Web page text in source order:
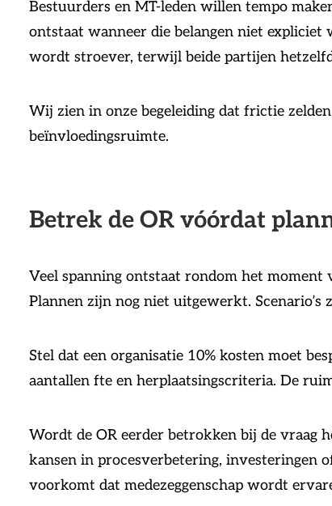
Bestuurders en MT-leden willen tempo
ontstaat wanneer die belangen niet
wordt stroever, terwijl beide partijen
Wij zien in onze begeleiding dat frictie
beïnvloedingsruimte.
Betrek de OR vóórdat
Veel spanning ontstaat rondom het moment
Plannen zijn nog niet uitgewerkt. Scenario’s
Stel dat een organisatie 10% kosten moet
aantallen fte en herplaatsingscriteria. De
Wordt de OR eerder betrokken bij de vraag
kansen in procesverbetering, investeringen
voorkomt dat medezeggenschap wordt